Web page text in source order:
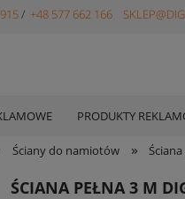
/ +48 577 662 166
PRODUKTY
Ściany do namiotów »
ŚCIANA PEŁNA 3 M